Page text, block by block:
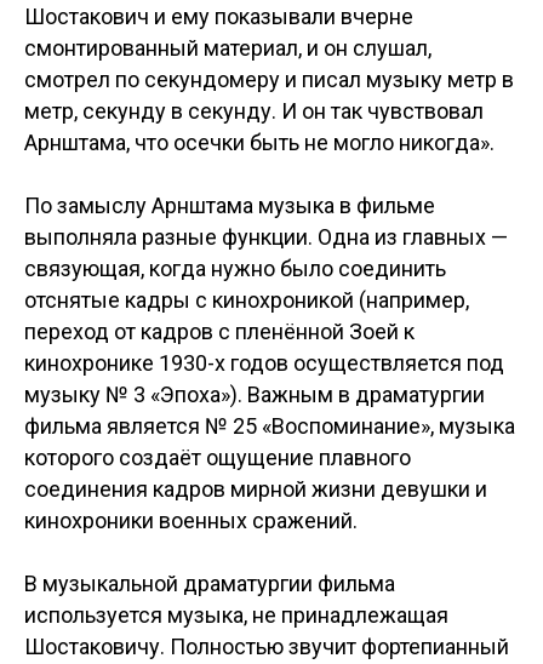
Шостакович и ему показывали вчерне
смонтированный материал, и он слушал,
смотрел по секундомеру и писал музыку метр в
метр, секунду в секунду. И он так чувствовал
Арнштама, что осечки быть не могло никогда».
По замыслу Арнштама музыка в фильме
выполняла разные функции. Одна из главных —
связующая, когда нужно было соединить
отснятые кадры с кинохроникой (например,
переход от кадров с пленённой Зоей к
кинохронике 1930-х годов осуществляется под
музыку № 3 «Эпоха»). Важным в драматургии
фильма является № 25 «Воспоминание», музыка
которого создаёт ощущение плавного
соединения кадров мирной жизни девушки и
кинохроники военных сражений.
В музыкальной драматургии фильма
используется музыка, не принадлежащая
Шостаковичу. Полностью звучит фортепианный